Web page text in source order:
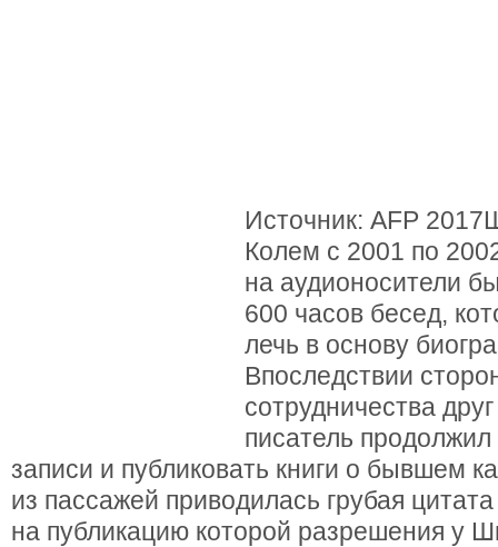
Источник: AFP
Колем с 2001 по
на аудионосители
600 часов бесед,
лечь в основу
Впоследствии
сотрудничества
писатель
записи и публиковать книги о бывшем
из пассажей приводилась грубая
на публикацию которой разрешения у